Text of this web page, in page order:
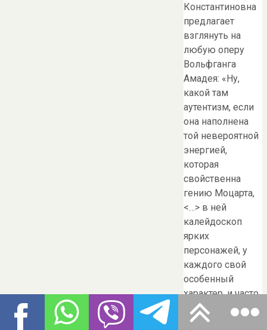
Константиновна
предлагает
взглянуть на
любую оперу
Вольфганга
Амадея: «Ну,
какой там
аутентизм, если
она наполнена
той невероятной
энергией,
которая
свойственна
гению Моцарта,
<…> в ней
калейдоскоп
ярких
персонажей, у
каждого свой
особенный
характер, и часто
эти характеры
нам очень